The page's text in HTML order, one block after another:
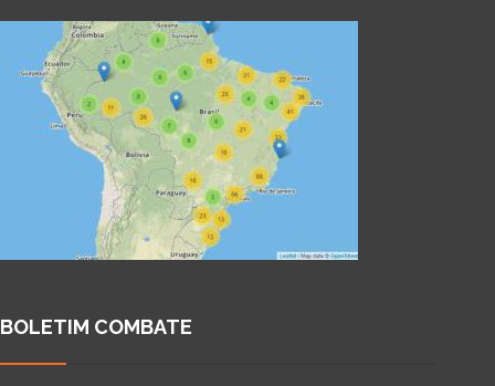
BOLETIM COMBATE